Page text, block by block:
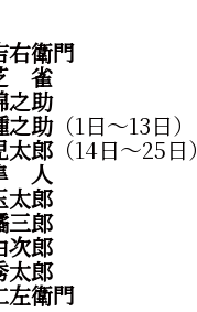
右衛門
雀
之助
之助（1日～13日）
太郎（14日～25日）
人
太郎
三郎
次郎
太郎
左衛門